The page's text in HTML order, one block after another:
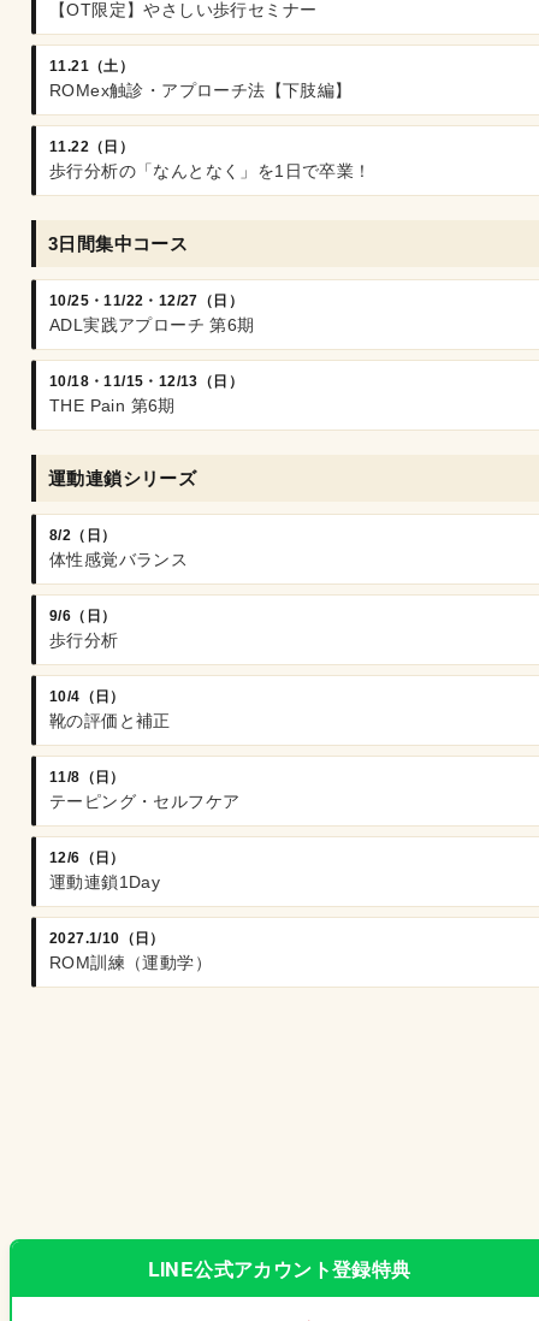
【OT限定】やさしい歩行セミナー
11.21（土）
ROMex触診・アプローチ法【下肢編】
11.22（日）
歩行分析の「なんとなく」を1日で卒業！
3日間集中コース
10/25・11/22・12/27（日）
ADL実践アプローチ 第6期
10/18・11/15・12/13（日）
THE Pain 第6期
運動連鎖シリーズ
8/2（日）
体性感覚バランス
9/6（日）
歩行分析
10/4（日）
靴の評価と補正
11/8（日）
テーピング・セルフケア
12/6（日）
運動連鎖1Day
2027.1/10（日）
ROM訓練（運動学）
LINE公式アカウント登録特典